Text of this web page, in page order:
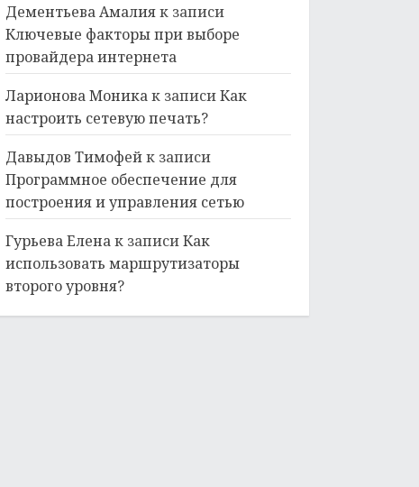
Дементьева Амалияк записи
Ключевые факторы при выборе
провайдера интернета
Ларионова Моникак записиКак
настроить сетевую печать?
Давыдов Тимофейк записи
Программное обеспечение для
построения и управления сетью
Гурьева Еленак записиКак
использовать маршрутизаторы
второго уровня?